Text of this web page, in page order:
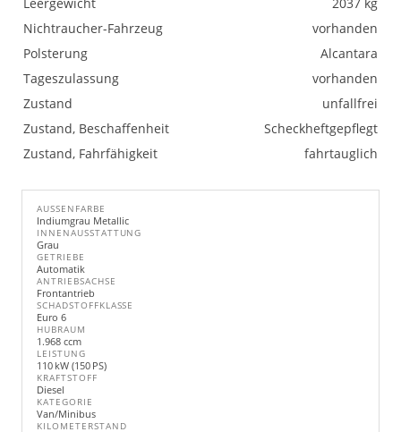
Nichtraucher-Fahrzeug
vorhanden
Polsterung
Alcantara
Tageszulassung
vorhanden
Zustand
unfallfrei
Zustand, Beschaffenheit
Scheckheftgepflegt
Zustand, Fahrfähigkeit
fahrtauglich
AUSSENFARBE
Indiumgrau Metallic
INNENAUSSTATTUNG
Grau
GETRIEBE
Automatik
ANTRIEBSACHSE
Frontantrieb
SCHADSTOFFKLASSE
Euro 6
HUBRAUM
1.968 ccm
LEISTUNG
110 kW (150 PS)
KRAFTSTOFF
Diesel
KATEGORIE
Van/Minibus
KILOMETERSTAND